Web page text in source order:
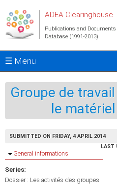
ADEA Clearinghouse
Publications and Documents
Database (1991-2013)
☰ Menu
Groupe de
le
SUBMITTED ON FRIDAY, 4 APRIL 2014
LAST
Hide
General informations
Series:
Dossier : Les activités des groupes